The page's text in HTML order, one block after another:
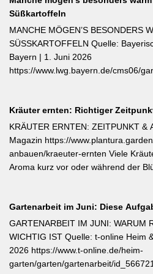
Überwinterung vorbereiten können.
öfterblühende Sorten: Verwelkte
darunter sofort abschneiden – das
verlängert die Blütezeit erheblich.
#Pflanzenpflege #Gehölze]
Süßkartoffeln
MANCHE MÖGEN’S BESONDERS
SÜSSKARTOFFELN Quelle:
Bayern | 1. Juni 2026
https://www.lwg.bayern.de/cms06/
ins Freiland. Edamame (Garten-
vorgezogen werden; Staffelsaaten
die Ernte beginnt ab August.
Jungpflanzen erhältlich und
tiefen, durchlässigen Boden. Frisch
Kräuter ernten: Richtiger
KRÄUTER ERNTEN: ZEITPUNKT &
Magazin https://
anbauen/kraeuter-ernten Viele
Aroma kurz vor oder während der
Abtrocknen des Taus, bevor die
verflüchtigt. Beim Schnitt empfehlen
einzelner Blätter — das fördert
ermöglicht weitere Ernten im
Büschel kopfüber an einem
Gartenarbeit im Juni: Diese
GARTENARBEIT IM JUNI: WARUM
WICHTIG IST Quelle: t-online Heim
2026 https://www.t-online.de/heim-
garten/garten/gartenarbeit/